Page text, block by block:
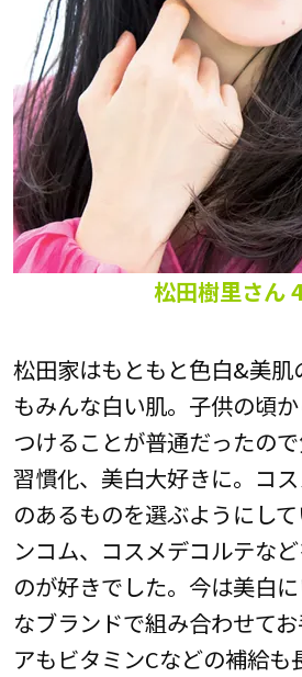
松田樹里さん
松田家はもともと色白&美
もみんな白い肌。子供の頃
つけることが普通だったの
習慣化、美白大好きに。コ
のあるものを選ぶようにし
ンコム、コスメデコルテな
のが好きでした。今は美白
なブランドで組み合わせて
アもビタミンCなどの補給も